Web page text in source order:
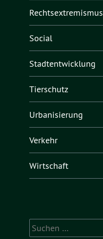
Rechtsextremismus
Social
Stadtentwicklung
Tierschutz
Urbanisierung
Verkehr
Wirtschaft
Suchen